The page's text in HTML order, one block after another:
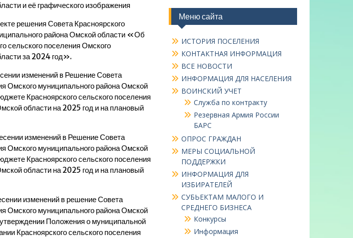
и её графического изображения
решения Совета Красноярского
района Омской области «Об
сельского поселения Омского
за 2024 год».
изменений в Решение Совета
Омского муниципального района Омской
Красноярского сельского поселения
области на 2025 год и на плановый
изменений в Решение Совета
Омского муниципального района Омской
Красноярского сельского поселения
области на 2025 год и на плановый
изменений в решение Совета
Омского муниципального района Омской
Положения о муниципальной
Красноярского сельского поселения
Меню сайта
ИСТОРИЯ ПОСЕЛЕНИЯ
КОНТАКТНАЯ ИНФОРМАЦИЯ
ВСЕ НОВОСТИ
ИНФОРМАЦИЯ ДЛЯ НАСЕЛЕНИЯ
ВОИНСКИЙ УЧЕТ
Служба по контракту
Резервная Армия России
БАРС
ОПРОС ГРАЖДАН
МЕРЫ СОЦИАЛЬНОЙ
ПОДДЕРЖКИ
ИНФОРМАЦИЯ ДЛЯ
ИЗБИРАТЕЛЕЙ
СУБЬЕКТАМ МАЛОГО И
СРЕДНЕГО БИЗНЕСА
Конкурсы
Информация